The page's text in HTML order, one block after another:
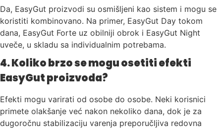
Da, EasyGut proizvodi su osmišljeni kao sistem i mogu se
koristiti kombinovano. Na primer, EasyGut Day tokom
dana, EasyGut Forte uz obilniji obrok i EasyGut Night
uveče, u skladu sa individualnim potrebama.
4. Koliko brzo se mogu osetiti efekti
EasyGut proizvoda?
Efekti mogu varirati od osobe do osobe. Neki korisnici
primete olakšanje već nakon nekoliko dana, dok je za
dugoročnu stabilizaciju varenja preporučljiva redovna